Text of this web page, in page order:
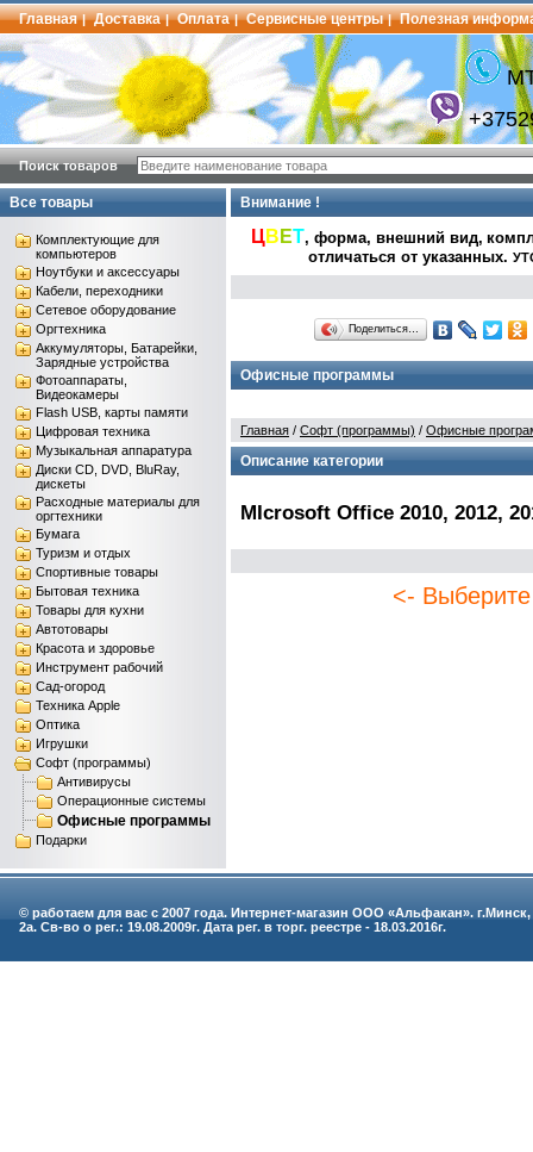
Главная | Доставка | Оплата | Сервисные центры | Полезная
Поиск товаров
Все товары
Комплектующие для
компьютеров
Ноутбуки и аксессуары
Кабели, переходники
Сетевое оборудование
Оргтехника
Аккумуляторы, Батарейки,
Зарядные устройства
Фотоаппараты,
Видеокамеры
Flash USB, карты памяти
Цифровая техника
Музыкальная аппаратура
Диски CD, DVD, BluRay,
дискеты
Расходные материалы для
оргтехники
Бумага
Туризм и отдых
Спортивные товары
Бытовая техника
Товары для кухни
Автотовары
Красота и здоровье
Инструмент рабочий
Сад-огород
Техника Apple
Оптика
Игрушки
Софт (программы)
Антивирусы
Операционные системы
Офисные программы
Подарки
Внимание !
ЦВ ЕТ, форма, внешний вид,
отличаться от указанных.
Поделиться…
Офисные программы
Главная / Софт (программы) / Офисные
Описание категории
MIcrosoft Office 2010, 2012,
<- Выберите
© работаем для вас с 2007 года. Интернет-магазин ООО «Альфакан».
2а. Св-во о рег.: 19.08.2009г. Дата рег. в торг. реестре - 18.03.2016г.